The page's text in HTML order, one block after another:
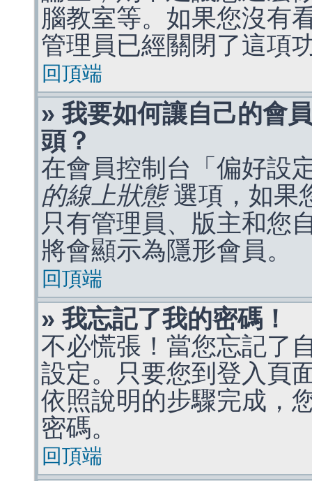
腦教室等。如果您沒有
管理員已經關閉了這項
回頂端
» 我要如何讓自己的會
頭？
在會員控制台「偏好設
的線上狀態選項，如果
只有管理員、版主和您
將會顯示為隱形會員。
回頂端
» 我忘記了我的密碼！
不必慌張！當您忘記了
設定。只要您到登入頁
依照說明的步驟完成，
密碼。
回頂端